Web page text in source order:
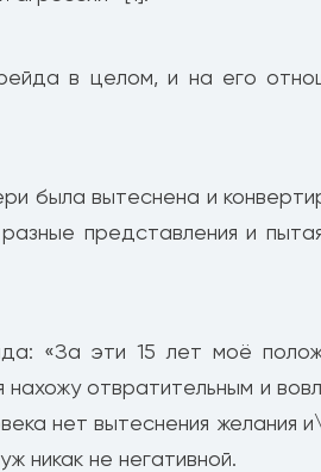
в целом, и на его
была вытеснена и
представления и
«За эти 15 лет моё
отвратительным и
нет вытеснения желания
никак не негативной.